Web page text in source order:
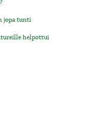
jopa tunti
helpottui